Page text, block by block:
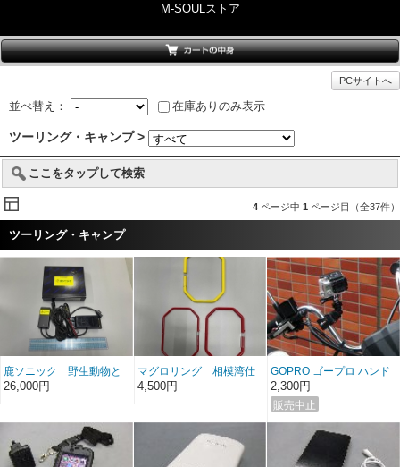
M-SOULストア
PCサイトへ
並べ替え： 在庫ありのみ表示
ツーリング・キャンプ >
ここをタップして検索
4 ページ中 1 ページ目（全37件）
ツーリング・キャンプ
鹿ソニック 野生動物と
の衝突軽減装置
26,000円
マグロリング 相模湾仕
様（三浦宮川港 二宮丸監
4,500円
GOPRO ゴープロ ハンド
ルバーブラケット HERO3
／HERO2／HD
2,300円